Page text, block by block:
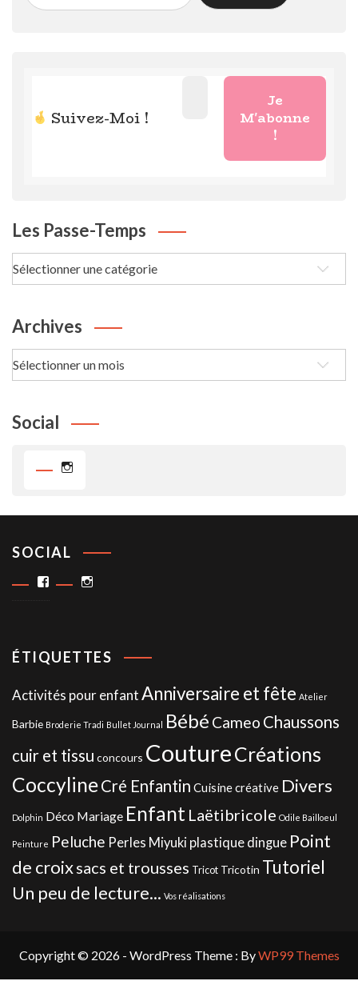
Suivez-Moi !
Les Passe-Temps
Archives
Social
SOCIAL
Facebook
ÉTIQUETTES
Activités pour enfantAnniversaire et fête Atelier
Barbie Broderie Tradi Bullet Journal Bébé Cameo Chaussons
cuir et tissu concours CoutureCréations
CoccylineCré Enfantin Cuisine créative Divers
Dolphin Déco Mariage Enfant Laëtibricole Odile Bailloeul
Peinture Peluche Perles Miyuki plastique dingue Point
de croixsacs et trousses Tricot Tricotin Tutoriel
Un peu de lecture... Vos réalisations
Copyright © 2026 - WordPress Theme : ByWP99 Themes